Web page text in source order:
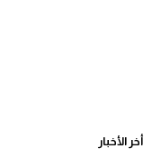
أخر الأخبار